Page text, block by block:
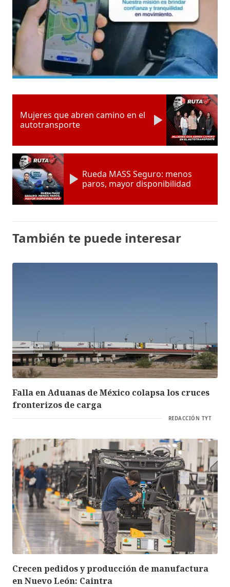
Mujeres que abren camino en el
autotransporte
Rueda MASS Seguro: menos
paros, mayor disponibilidad
También te puede interesar
Falla en Aduanas de México colapsa los cruces
fronterizos de carga
REDACCIÓN TYT
Crecen pedidos y producción de manufactura
en Nuevo León: Caintra